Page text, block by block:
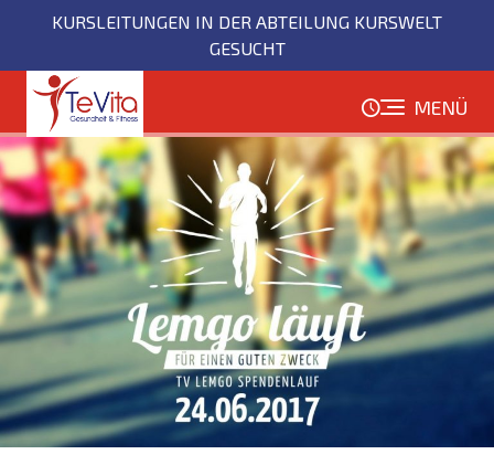
Inhalt
KURSLEITUNGEN IN DER ABTEILUNG KURSWELT
GESUCHT
MENÜ